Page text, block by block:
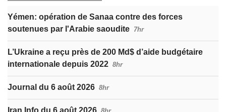
Yémen: opération de Sanaa contre des forces
soutenues par l'Arabie saoudite 7hr
L’Ukraine a reçu près de 200 Md$ d’aide budgétaire
internationale depuis 2022 8hr
Journal du 6 août 2026 8hr
Iran Info du 6 août 2026